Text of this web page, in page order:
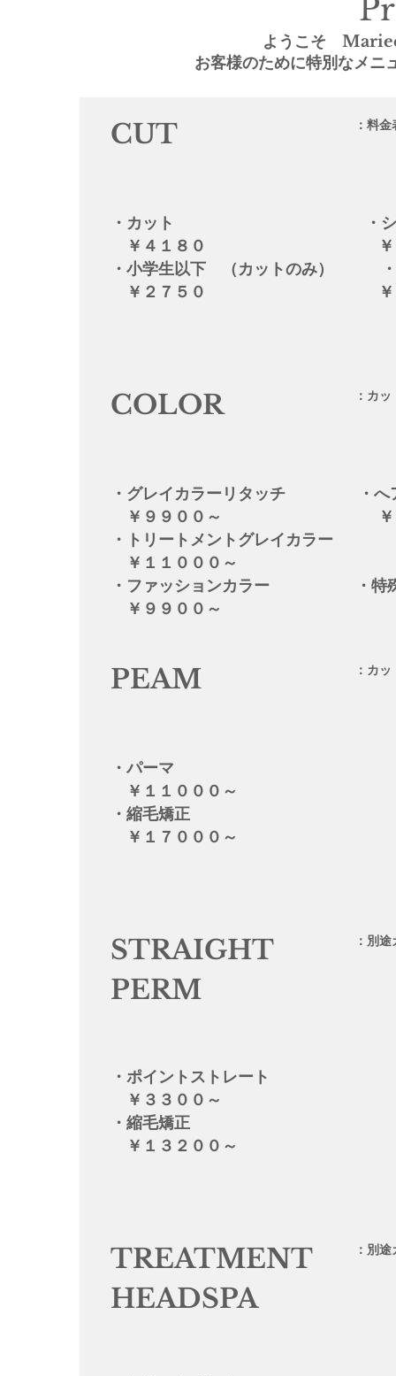
ようこそ
お客様のために特別なメニ
CUT ：料
・カット ・
￥４１８０ ￥９
・小学生以下 （カットのみ）
￥２７５０ ￥３
COLOR ：カ
・グレイカラーリタッチ ・へア
￥９９００～ ￥９９
・トリートメントグレイ
￥１１０００～
・ファッションカラー ・特殊
￥９９００～
PEAM ：カ
・パーマ
￥１１０００～
・縮毛矯正
￥１７０００～
STRAIGHT
PERM
：別
・ポイントストレート
￥３３００～
・縮毛矯正
​ ￥１３２００～
TREATMENT
HEADSPA
：別